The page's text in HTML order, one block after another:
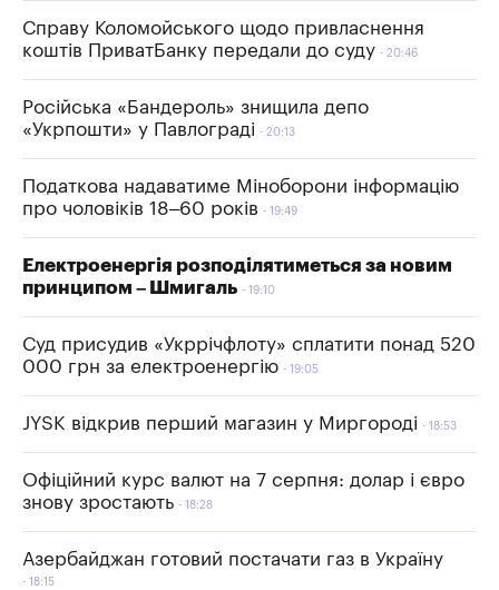
Справу Коломойського щодо привласнення
коштів ПриватБанку передали до суду
20:46
Російська «Бандероль» знищила депо
«Укрпошти» у Павлограді
20:13
Податкова надаватиме Міноборони інформацію
про чоловіків 18–60 років
19:49
Електроенергія розподілятиметься за новим
принципом – Шмигаль
19:10
Суд присудив «Укррічфлоту» сплатити понад 520
000 грн за електроенергію
19:05
JYSK відкрив перший магазин у Миргороді 18:53
Офіційний курс валют на 7 серпня: долар і євро
знову зростають
18:28
Азербайджан готовий постачати газ в Україну
18:15